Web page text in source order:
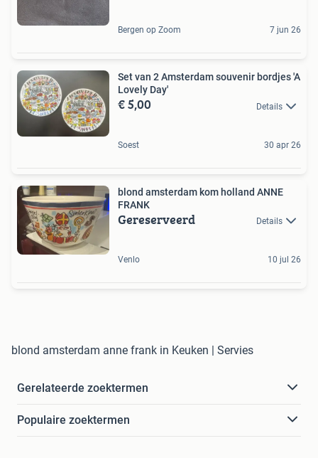
Bergen op Zoom 7 jun 26
Set van 2 Amsterdam souvenir bordjes 'A
Lovely Day'
€ 5,00 Details
Soest 30 apr 26
blond amsterdam kom holland ANNE
FRANK
Gereserveerd Details
Venlo 10 jul 26
blond amsterdam anne frank in Keuken | Servies
Gerelateerde zoektermen
Populaire zoektermen